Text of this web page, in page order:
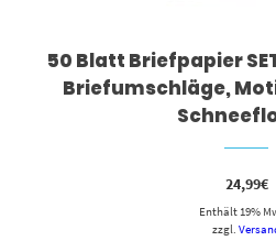
50 Blatt Briefpapier
Briefumschläge,
24,99€
Enthält 19%
zzgl.